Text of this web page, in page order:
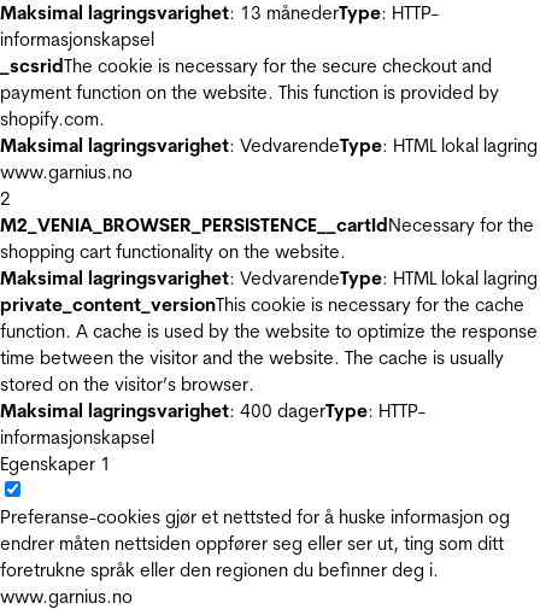
Maksimal lagringsvarighet: 13 månederType: HTTP-
informasjonskapsel
_scsridThe cookie is necessary for the secure checkout and
payment function on the website. This function is provided by
shopify.com.
Maksimal lagringsvarighet: VedvarendeType: HTML lokal lagring
www.garnius.no
2
M2_VENIA_BROWSER_PERSISTENCE__cartIdNecessary for the
shopping cart functionality on the website.
Maksimal lagringsvarighet: VedvarendeType: HTML lokal lagring
private_content_versionThis cookie is necessary for the cache
function. A cache is used by the website to optimize the response
time between the visitor and the website. The cache is usually
stored on the visitor’s browser.
Maksimal lagringsvarighet: 400 dagerType: HTTP-
informasjonskapsel
Egenskaper 1
Preferanse-cookies gjør et nettsted for å huske informasjon og
endrer måten nettsiden oppfører seg eller ser ut, ting som ditt
foretrukne språk eller den regionen du befinner deg i.
www.garnius.no